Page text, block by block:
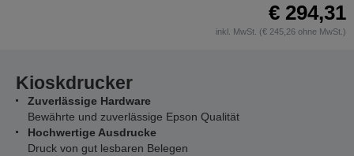
€ 294,31
inkl. MwSt. (€ 245,26 ohne MwSt.)
Kioskdrucker
Zuverlässige Hardware
Bewährte und zuverlässige Epson Qualität
Hochwertige Ausdrucke
Druck von gut lesbaren Belegen